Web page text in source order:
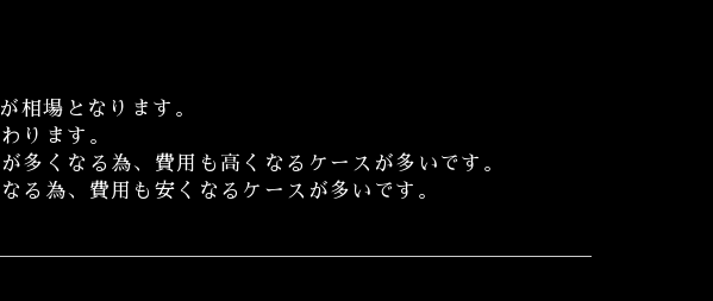
相場となります。
ります。
多くなる為、費用も高くなるケースが多いです。
る為、費用も安くなるケースが多いです。